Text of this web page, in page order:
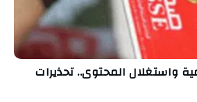
واستغلال المحتوى.. تحذيرات